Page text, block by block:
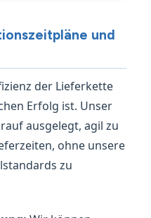
und
der Lieferkette
Erfolg ist. Unser
ausgelegt, agil zu
ohne unsere
zu